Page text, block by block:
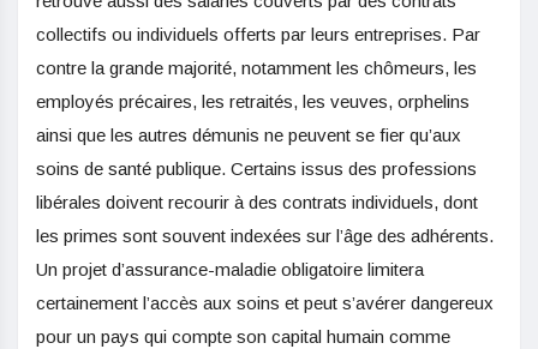
collectifs ou individuels offerts par leurs entreprises. Par
contre la grande majorité, notamment les chômeurs, les
employés précaires, les retraités, les veuves, orphelins
ainsi que les autres démunis ne peuvent se fier qu’aux
soins de santé publique. Certains issus des professions
libérales doivent recourir à des contrats individuels, dont
les primes sont souvent indexées sur l’âge des adhérents.
Un projet d’assurance-maladie obligatoire limitera
certainement l’accès aux soins et peut s’avérer dangereux
pour un pays qui compte son capital humain comme